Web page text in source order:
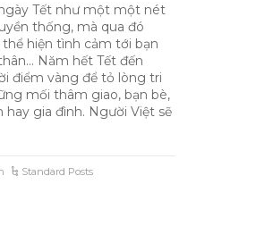
Tết như một một nét
thống, mà qua đó
hiện tình cảm tới bạn
Năm hết Tết đến
điểm vàng để tỏ lòng tri
mối thâm giao, bạn bè,
hay gia đình. Người Việt sẽ
Standard Posts